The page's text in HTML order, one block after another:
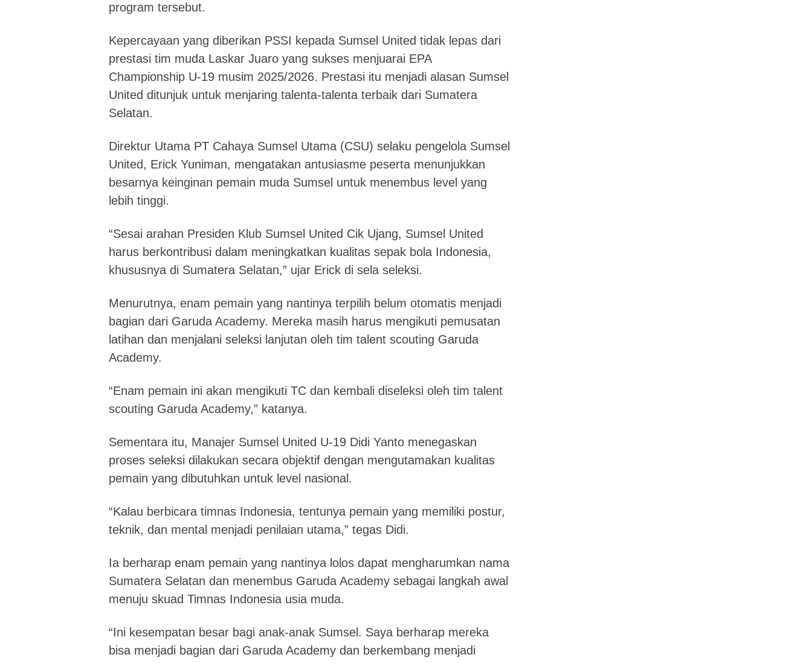
program tersebut.
Kepercayaan yang diberikan PSSI kepada Sumsel United tidak lepas dari
prestasi tim muda Laskar Juaro yang sukses menjuarai EPA
Championship U-19 musim 2025/2026. Prestasi itu menjadi alasan Sumsel
United ditunjuk untuk menjaring talenta-talenta terbaik dari Sumatera
Selatan.
Direktur Utama PT Cahaya Sumsel Utama (CSU) selaku pengelola Sumsel
United, Erick Yuniman, mengatakan antusiasme peserta menunjukkan
besarnya keinginan pemain muda Sumsel untuk menembus level yang
lebih tinggi.
“Sesai arahan Presiden Klub Sumsel United Cik Ujang, Sumsel United
harus berkontribusi dalam meningkatkan kualitas sepak bola Indonesia,
khususnya di Sumatera Selatan,” ujar Erick di sela seleksi.
Menurutnya, enam pemain yang nantinya terpilih belum otomatis menjadi
bagian dari Garuda Academy. Mereka masih harus mengikuti pemusatan
latihan dan menjalani seleksi lanjutan oleh tim talent scouting Garuda
Academy.
“Enam pemain ini akan mengikuti TC dan kembali diseleksi oleh tim talent
scouting Garuda Academy,” katanya.
Sementara itu, Manajer Sumsel United U-19 Didi Yanto menegaskan
proses seleksi dilakukan secara objektif dengan mengutamakan kualitas
pemain yang dibutuhkan untuk level nasional.
“Kalau berbicara timnas Indonesia, tentunya pemain yang memiliki postur,
teknik, dan mental menjadi penilaian utama,” tegas Didi.
Ia berharap enam pemain yang nantinya lolos dapat mengharumkan nama
Sumatera Selatan dan menembus Garuda Academy sebagai langkah awal
menuju skuad Timnas Indonesia usia muda.
“Ini kesempatan besar bagi anak-anak Sumsel. Saya berharap mereka
bisa menjadi bagian dari Garuda Academy dan berkembang menjadi